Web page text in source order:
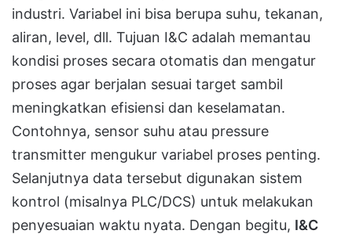
industri. Variabel ini bisa berupa suhu, tekanan,
aliran, level, dll. Tujuan I&C adalah memantau
kondisi proses secara otomatis dan mengatur
proses agar berjalan sesuai target sambil
meningkatkan efisiensi dan keselamatan.
Contohnya, sensor suhu atau pressure
transmitter mengukur variabel proses penting.
Selanjutnya data tersebut digunakan sistem
kontrol (misalnya PLC/DCS) untuk melakukan
penyesuaian waktu nyata. Dengan begitu, I&C